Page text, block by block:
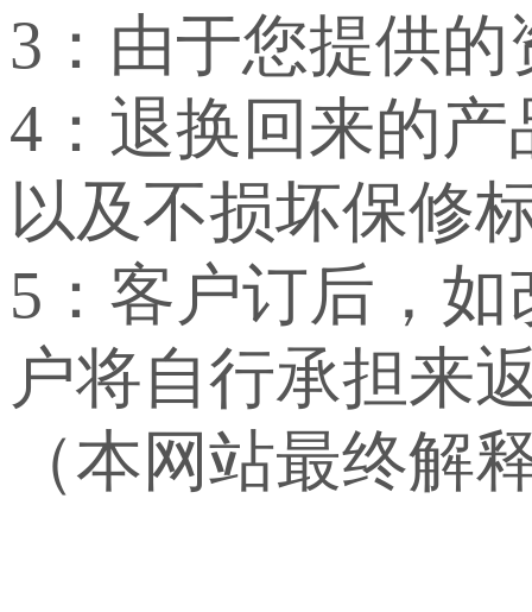
3：由于您提供
4：退换回来的
以及不损坏保修
5：客户订后，
户将自行承担来
（本网站最终解